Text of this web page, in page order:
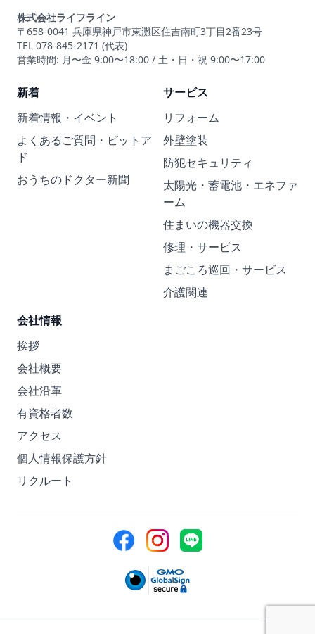
株式会社ライフライン
〒658-0041 兵庫県神戸市東灘区住吉南町3丁目2番23号
TEL 078-845-2171 (代表)
営業時間: 月〜金 9:00〜18:00 / 土・日・祝 9:00〜17:00
新着
新着情報・イベント
よくあるご質問・ビットア
ド
おうちのドクター新聞
サービス
リフォーム
外壁塗装
防犯セキュリティ
太陽光・蓄電池・エネファ
ーム
住まいの機器交換
修理・サービス
まごころ巡回・サービス
介護関連
会社情報
挨拶
会社概要
会社沿革
有資格者数
アクセス
個人情報保護方針
リクルート